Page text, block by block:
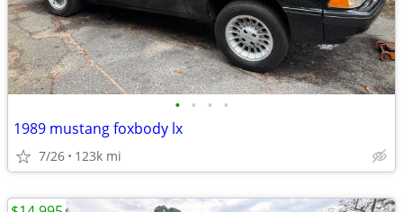
• • • •
1989 mustang foxbody lx
7/26 123k mi